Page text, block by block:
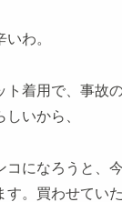
わ。
ト着用で、事故
いから、
コになろうと、
す。買わせてい